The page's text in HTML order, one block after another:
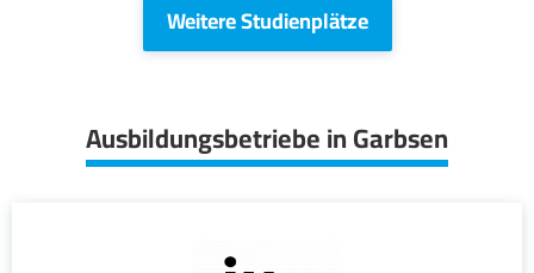
Weitere Studienplätze
Ausbildungsbetriebe in Garbsen